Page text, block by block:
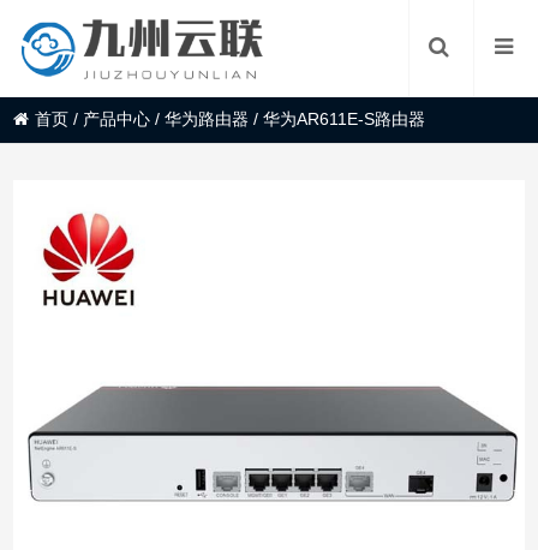
首页 / 产品中心 /华为路由器 /华为AR611E-S路由器